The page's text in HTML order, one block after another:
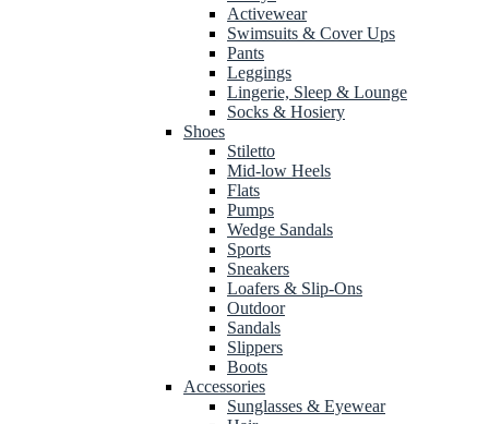
Activewear
Swimsuits & Cover Ups
Pants
Leggings
Lingerie, Sleep & Lounge
Socks & Hosiery
Shoes
Stiletto
Mid-low Heels
Flats
Pumps
Wedge Sandals
Sports
Sneakers
Loafers & Slip-Ons
Outdoor
Sandals
Slippers
Boots
Accessories
Sunglasses & Eyewear